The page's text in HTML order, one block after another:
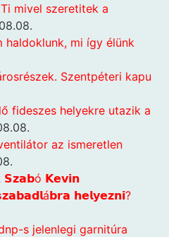
mivel szeretitek a
haldoklunk, mi így élünk
Szentpéteri kapu
fideszes helyekre utazik a
az ismeretlen
𝗦𝘇𝗮𝗯ó 𝗞𝗲𝘃𝗶𝗻
𝗵𝗲𝗹𝘆𝗲𝘇𝗻𝗶?
s jelenlegi garnitúra